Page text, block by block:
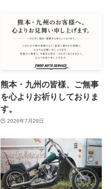
熊本・九州の皆様、ご無事
を心よりお祈りしておりま
す。
2026年7月29日